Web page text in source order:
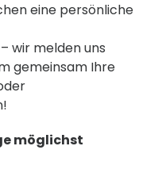
eine persönliche
wir melden uns
gemeinsam Ihre
möglichst